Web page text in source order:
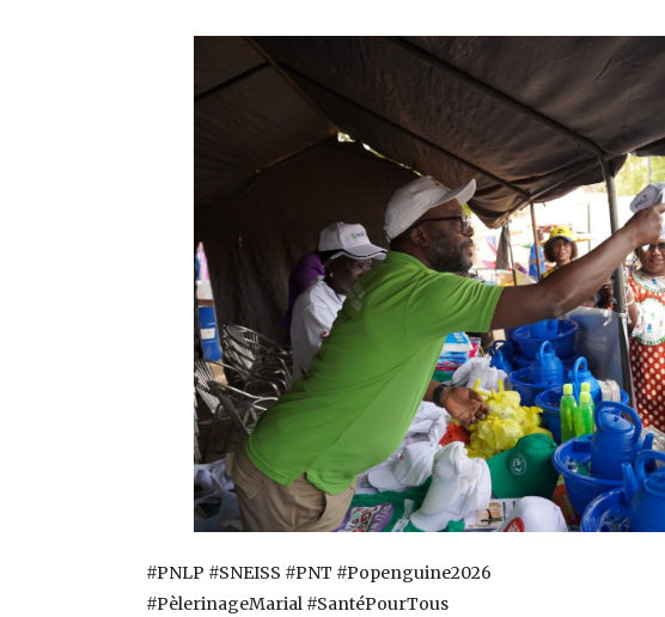
#PNLP #SNEISS #PNT #Popenguine2026
#PèlerinageMarial #SantéPourTous